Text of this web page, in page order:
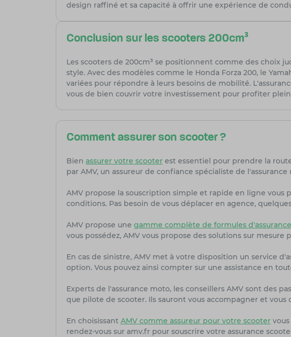
design raffiné et sa capacité à offrir une expérience de
Conclusion sur les scooters 200cm³
Les scooters de 200cm³ se positionnent comme des choix
style. Avec des modèles comme le Honda Forza 200, le
variées pour répondre à leurs besoins de mobilité.
vous de bien couvrir votre investissement pour profiter
Comment assurer son scooter ?
Bien assurer votre scooterest essentiel pour prendre la
par AMV, un assureur de confiance spécialiste de l'assurance
AMV propose la souscription simple et rapide en ligne
conditions. Pas besoin de vous déplacer en agence,
AMV propose une gamme complète de formules
vous possédez, AMV vous propose des solutions sur
En cas de sinistre, AMV met à votre disposition un service
option. Vous pouvez ainsi compter sur une assistance en
Experts de l'assurance moto, les conseillers AMV sont des
que pilote de scooter. Ils sauront vous accompagner et
En choisissant AMV comme assureur pour votre scootervous
rendez-vous sur amv.fr pour souscrire votre assurance